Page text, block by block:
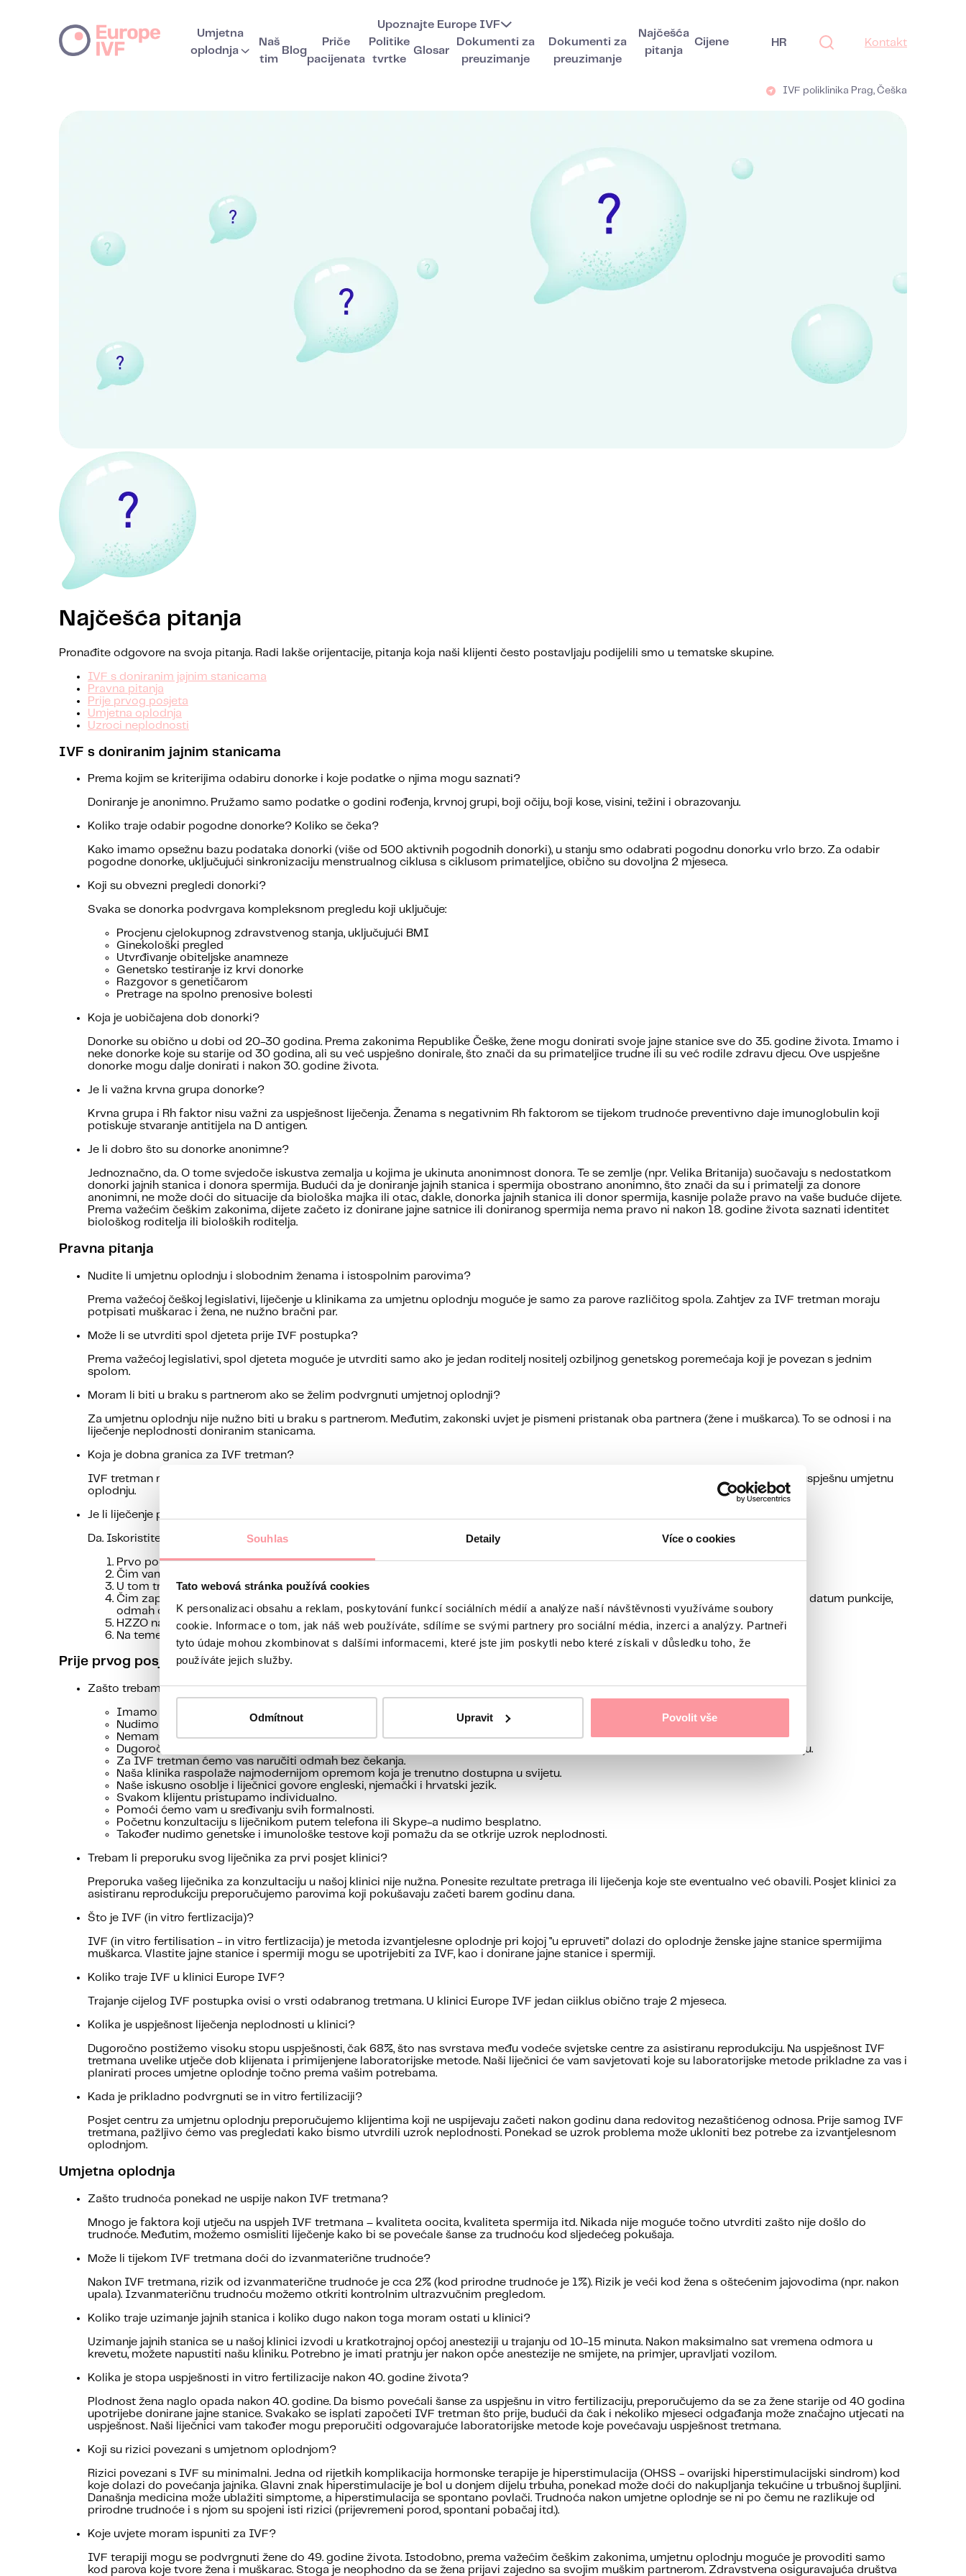
Souhlas Detaily Více o cookies
Tato webová stránka používá cookies
K personalizaci obsahu a reklam, poskytování funkcí sociálních médií a analýze naší návštěvnosti využíváme soubory
cookie. Informace o tom, jak náš web používáte, sdílíme se svými partnery pro sociální média, inzerci a analýzy. Partneři
tyto údaje mohou zkombinovat s dalšími informacemi, které jste jim poskytli nebo které získali v důsledku toho, že
používáte jejich služby.
Odmítnout Upravit Povolit vše
Umjetna
oplodnja
Upoznajte Europe IVF
Naš
tim
Blog
Priče
pacijenata
Politike
tvrtke
Glosar
Dokumenti za
preuzimanje
Dokumenti za
preuzimanje
Najčešća
pitanja
Cijene HR Kontakt
IVF poliklinika Prag, Češka
Najčešća pitanja
Pronađite odgovore na svoja pitanja. Radi lakše orijentacije, pitanja koja naši klijenti često postavljaju podijelili smo u tematske skupine.
IVF s doniranim jajnim stanicama
Pravna pitanja
Prije prvog posjeta
Umjetna oplodnja
Uzroci neplodnosti
IVF s doniranim jajnim stanicama
Prema kojim se kriterijima odabiru donorke i koje podatke o njima mogu saznati?
Doniranje je anonimno. Pružamo samo podatke o godini rođenja, krvnoj grupi, boji očiju, boji kose, visini, težini i obrazovanju.
Koliko traje odabir pogodne donorke? Koliko se čeka?
Kako imamo opsežnu bazu podataka donorki (više od 500 aktivnih pogodnih donorki), u stanju smo odabrati pogodnu donorku vrlo brzo. Za odabir
pogodne donorke, uključujući sinkronizaciju menstrualnog ciklusa s ciklusom primateljice, obično su dovoljna 2 mjeseca.
Koji su obvezni pregledi donorki?
Svaka se donorka podvrgava kompleksnom pregledu koji uključuje:
Procjenu cjelokupnog zdravstvenog stanja, uključujući BMI
Ginekološki pregled
Utvrđivanje obiteljske anamneze
Genetsko testiranje iz krvi donorke
Razgovor s genetičarom
Pretrage na spolno prenosive bolesti
Koja je uobičajena dob donorki?
Donorke su obično u dobi od 20-30 godina. Prema zakonima Republike Češke, žene mogu donirati svoje jajne stanice sve do 35. godine života. Imamo i
neke donorke koje su starije od 30 godina, ali su već uspješno donirale, što znači da su primateljice trudne ili su već rodile zdravu djecu. Ove uspješne
donorke mogu dalje donirati i nakon 30. godine života.
Je li važna krvna grupa donorke?
Krvna grupa i Rh faktor nisu važni za uspješnost liječenja. Ženama s negativnim Rh faktorom se tijekom trudnoće preventivno daje imunoglobulin koji
potiskuje stvaranje antitijela na D antigen.
Je li dobro što su donorke anonimne?
Jednoznačno, da. O tome svjedoče iskustva zemalja u kojima je ukinuta anonimnost donora. Te se zemlje (npr. Velika Britanija) suočavaju s nedostatkom
donorki jajnih stanica i donora spermija. Budući da je doniranje jajnih stanica i spermija obostrano anonimno, što znači da su i primatelji za donore
anonimni, ne može doći do situacije da biološka majka ili otac, dakle, donorka jajnih stanica ili donor spermija, kasnije polaže pravo na vaše buduće dijete.
Prema važećim češkim zakonima, dijete začeto iz donirane jajne satnice ili doniranog spermija nema pravo ni nakon 18. godine života saznati identitet
biološkog roditelja ili bioloških roditelja.
Pravna pitanja
Nudite li umjetnu oplodnju i slobodnim ženama i istospolnim parovima?
Prema važećoj češkoj legislativi, liječenje u klinikama za umjetnu oplodnju moguće je samo za parove različitog spola. Zahtjev za IVF tretman moraju
potpisati muškarac i žena, ne nužno bračni par.
Može li se utvrditi spol djeteta prije IVF postupka?
Prema važećoj legislativi, spol djeteta moguće je utvrditi samo ako je jedan roditelj nositelj ozbiljnog genetskog poremećaja koji je povezan s jednim
spolom.
Moram li biti u braku s partnerom ako se želim podvrgnuti umjetnoj oplodnji?
Za umjetnu oplodnju nije nužno biti u braku s partnerom. Međutim, zakonski uvjet je pismeni pristanak oba partnera (žene i muškarca). To se odnosi i na
liječenje neplodnosti doniranim stanicama.
Koja je dobna granica za IVF tretman?
IVF tretman može se provoditi do 49. godine starosti žene. Preporučujemo da ne odga
đate liječenje, budući da je dob važan faktor za uspješnu umjetnu
oplodnju.
Je li liječenje pokriveno zdravstvenim osiguranjem?
Da. Iskoristite priliku za sufinanciranje od strane HZZO
Prvo podnosite zahtjev za sufinanciranje od strane osiguranja u Hrvatskoj (podnosite zahtev za zaštitu za liječenje u inozemstvu).
Čim vam HZZO (Hrvatski zavod za zdravstveno osiguranje) odobri liječenje, obavještavate nas.
U tom trenutku mi šaljemo HZZO potvrdu o liječenju u našoj klinici (tzv. tiskanica).
Čim započnete tretman, javite nam se, a mi ćemo obavijestiti HZZO o datumu prvog ultrazvučnog pregleda. Čim odredimo točan datum punkcije,
odmah ćemo o tome obavijestiti HZZO.
HZZO nam zatim odmah šalje obrazac S2 na osnovu kojeg ćete dobiti osiguranje u Češkoj republici.
Na temelju toga, pacijentica je tijekom liječenja osigurana kao češki osiguranik.
Prije prvog posjeta
Zašto trebam odabrati vašu kliniku?
Imamo stotine zadovoljnih klijenata iz Češke i niza drugih zemalja.
Nudimo vrhunski tretman koji je po cijeni usporediv s konkurentskim klinikama u Pragu.
Nemamo skrivenih naknada.
Dugoročno postižemo visoku stopu uspješnosti, čak 68%, što nas svrstava među vodeće svjetske centre za asistiranu reprodukciju.
Za IVF tretman ćemo vas naručiti odmah bez čekanja.
Naša klinika raspolaže najmodernijom opremom koja je trenutno dostupna u svijetu.
Naše iskusno osoblje i liječnici govore engleski, njemački i hrvatski jezik.
Svakom klijentu pristupamo individualno.
Pomoći ćemo vam u sređivanju svih formalnosti.
Početnu konzultaciju s liječnikom putem telefona ili Skype-a nudimo besplatno.
Također nudimo genetske i imunološke testove koji pomažu da se otkrije uzrok neplodnosti.
Trebam li preporuku svog liječnika za prvi posjet klinici?
Preporuka vašeg liječnika za konzultaciju u našoj klinici nije nužna. Ponesite rezultate pretraga ili liječenja koje ste eventualno već obavili. Posjet klinici za
asistiranu reprodukciju preporučujemo parovima koji pokušavaju začeti barem godinu dana.
Što je IVF (in vitro fertlizacija)?
IVF (in vitro fertilisation - in vitro fertlizacija) je metoda izvantjelesne oplodnje pri kojoj "u epruveti" dolazi do oplodnje ženske jajne stanice spermijima
muškarca. Vlastite jajne stanice i spermiji mogu se upotrijebiti za IVF, kao i donirane jajne stanice i spermiji.
Koliko traje IVF u klinici Europe IVF?
Trajanje cijelog IVF postupka ovisi o vrsti odabranog tretmana. U klinici Europe IVF jedan ciiklus obično traje 2 mjeseca.
Kolika je uspješnost liječenja neplodnosti u klinici?
Dugoročno postižemo visoku stopu uspješnosti, čak 68%, što nas svrstava među vodeće svjetske centre za asistiranu reprodukciju. Na uspješnost IVF
tretmana uvelike utječe dob klijenata i primijenjene laboratorijske metode. Naši liječnici će vam savjetovati koje su laboratorijske metode prikladne za vas i
planirati proces umjetne oplodnje točno prema vašim potrebama.
Kada je prikladno podvrgnuti se in vitro fertilizaciji?
Posjet centru za umjetnu oplodnju preporučujemo klijentima koji ne uspijevaju začeti nakon godinu dana redovitog nezaštićenog odnosa. Prije samog IVF
tretmana, pažljivo ćemo vas pregledati kako bismo utvrdili uzrok neplodnosti. Ponekad se uzrok problema može ukloniti bez potrebe za izvantjelesnom
oplodnjom.
Umjetna oplodnja
Zašto trudnoća ponekad ne uspije nakon IVF tretmana?
Mnogo je faktora koji utječu na uspjeh IVF tretmana – kvaliteta oocita, kvaliteta spermija itd. Nikada nije moguće točno utvrditi zašto nije došlo do
trudnoće. Međutim, možemo osmisliti liječenje kako bi se povećale šanse za trudnoću kod sljedećeg pokušaja.
Može li tijekom IVF tretmana doći do izvanmaterične trudnoće?
Nakon IVF tretmana, rizik od izvanmaterične trudnoće je cca 2% (kod prirodne trudnoće je 1%). Rizik je veći kod žena s oštećenim jajovodima (npr. nakon
upala). Izvanmateričnu trudnoću možemo otkriti kontrolnim ultrazvučnim pregledom.
Koliko traje uzimanje jajnih stanica i koliko dugo nakon toga moram ostati u klinici?
Uzimanje jajnih stanica se u našoj klinici izvodi u kratkotrajnoj općoj anesteziji u trajanju od 10-15 minuta. Nakon maksimalno sat vremena odmora u
krevetu, možete napustiti našu kliniku. Potrebno je imati pratnju jer nakon opće anestezije ne smijete, na primjer, upravljati vozilom.
Kolika je stopa uspješnosti in vitro fertilizacije nakon 40. godine života?
Plodnost žena naglo opada nakon 40. godine. Da bismo povećali šanse za uspješnu in vitro fertilizaciju, preporučujemo da se za žene starije od 40 godina
upotrijebe donirane jajne stanice. Svakako se isplati započeti IVF tretman što prije, budući da čak i nekoliko mjeseci odgađanja može značajno utjecati na
uspješnost. Naši liječnici vam također mogu preporučiti odgovarajuće laboratorijske metode koje povećavaju uspješnost tretmana.
Koji su rizici povezani s umjetnom oplodnjom?
Rizici povezani s IVF su minimalni. Jedna od rijetkih komplikacija hormonske terapije je hiperstimulacija (OHSS - ovarijski hiperstimulacijski sindrom) kod
koje dolazi do povećanja jajnika. Glavni znak hiperstimulacije je bol u donjem dijelu trbuha, ponekad može doći do nakupljanja tekućine u trbušnoj šupljini.
Današnja medicina može ublažiti simptome, a hiperstimulacija se spontano povlači. Trudnoća nakon umjetne oplodnje se ni po čemu ne razlikuje od
prirodne trudnoće i s njom su spojeni isti rizici (prijevremeni porod, spontani pobačaj itd.).
Koje uvjete moram ispuniti za IVF?
IVF terapiji mogu se podvrgnuti žene do 49. godine života. Istodobno, prema važećim češkim zakonima, umjetnu oplodnju moguće je provoditi samo
kod parova koje tvore žena i muškarac. Stoga je neophodno da se žena prijavi zajedno sa svojim muškim partnerom. Zdravstvena osiguravajuća društva